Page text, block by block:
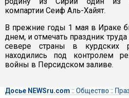
компартии Сеиф Аль-Хайят.
В прежние годы 1 мая в Ираке
днем, и отмечать праздник
севере страны в курдских
находились под контролем
войны в Персидском заливе.
Досье NEWSru.com :: Общество ::